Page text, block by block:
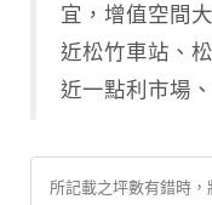
宜，增值空間大
近松竹車站、
近一點利市場
所記載之坪數有錯時